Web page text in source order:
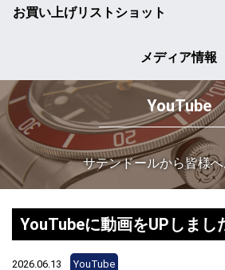
お買い上げリストショット
メディア情報
YouTube
サテンドールから皆様
YouTubeに動画をUPしまし
2026.06.13 YouTube